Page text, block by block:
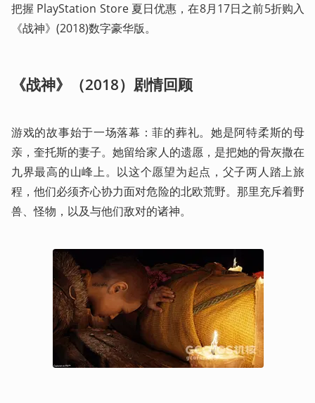
把握 PlayStation Store 夏日优惠，在8月17日之前5折购入
《战神》(2018)数字豪华版。
《战神》（2018）剧情回顾
游戏的故事始于一场落幕：菲的葬礼。她是阿特柔斯的母
亲，奎托斯的妻子。她留给家人的遗愿，是把她的骨灰撒在
九界最高的山峰上。以这个愿望为起点，父子两人踏上旅
程，他们必须齐心协力面对危险的北欧荒野。那里充斥着野
兽、怪物，以及与他们敌对的诸神。